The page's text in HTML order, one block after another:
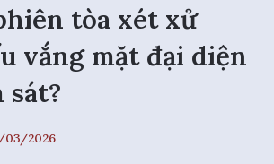
tòa xét xử
vắng mặt đại diện
sát?
03/2026